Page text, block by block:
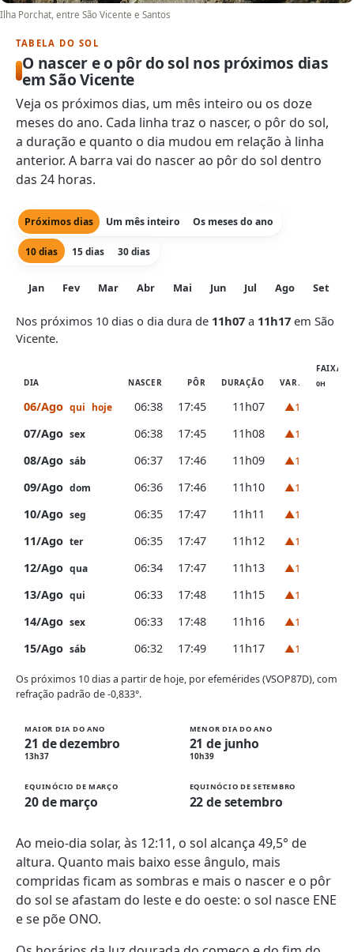
Ilha Porchat, entre São Vicente e Santos
TABELA DO SOL
O nascer e o pôr do sol nos próximos dias
em São Vicente
Veja os próximos dias, um mês inteiro ou os doze
meses do ano. Cada linha traz o nascer, o pôr do sol,
a duração e quanto o dia mudou em relação à linha
anterior. A barra vai do nascer ao pôr do sol dentro
das 24 horas.
Próximos dias Um mês inteiro Os meses do ano
10 dias 15 dias 30 dias
Jan Fev Mar Abr Mai Jun Jul Ago Set
Nos próximos 10 dias o dia dura de 11h07 a 11h17 em São
Vicente.
DIA NASCER PÔR DURAÇÃO VAR.
FAIXA
0H
06/Ago qui hoje 06:38 17:45 11h07 ▲1
07/Ago sex 06:38 17:45 11h08 ▲1
08/Ago sáb 06:37 17:46 11h09 ▲1
09/Ago dom 06:36 17:46 11h10 ▲1
10/Ago seg 06:35 17:47 11h11 ▲1
11/Ago ter 06:35 17:47 11h12 ▲1
12/Ago qua 06:34 17:47 11h13 ▲1
13/Ago qui 06:33 17:48 11h15 ▲1
14/Ago sex 06:33 17:48 11h16 ▲1
15/Ago sáb 06:32 17:49 11h17 ▲1
Os próximos 10 dias a partir de hoje, por efemérides (VSOP87D), com
refração padrão de -0,833°.
MAIOR DIA DO ANO
21 de dezembro
13h37
MENOR DIA DO ANO
21 de junho
10h39
EQUINÓCIO DE MARÇO
20 de março
EQUINÓCIO DE SETEMBRO
22 de setembro
Ao meio-dia solar, às 12:11, o sol alcança 49,5° de
altura. Quanto mais baixo esse ângulo, mais
compridas ficam as sombras e mais o nascer e o pôr
do sol se afastam do leste e do oeste: o sol nasce ENE
e se põe ONO.